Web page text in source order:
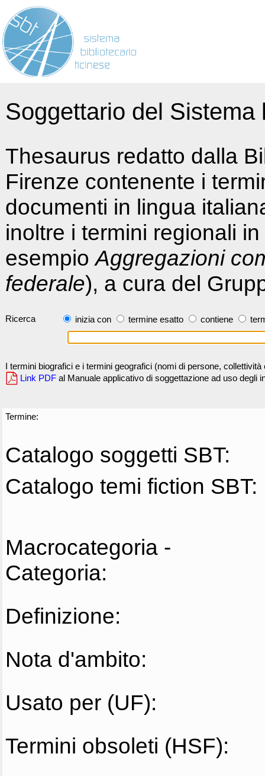
Soggettario del
Thesaurus redatto dalla
Firenze contenente i
documenti in lingua
inoltre i termini regionali
esempioAggregazioni
federale), a cura del
Ricerca inizia con termine esatto contiene
I termini biografici e i termini geografici (nomi di persone,
Link PDF al Manuale applicativo di soggettazione ad uso degli
Termine:
Catalogo soggetti SBT:
Catalogo temi fiction SBT:
Macrocategoria -
Categoria:
Definizione:
Nota d'ambito:
Usato per (UF):
Termini obsoleti (HSF):